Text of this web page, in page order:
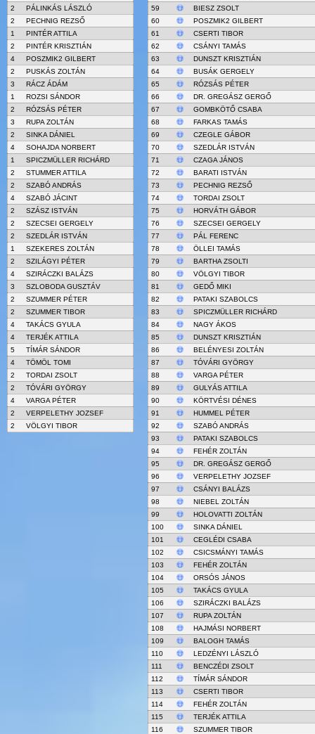
2
PÁLINKÁS LÁSZLÓ
2
PECHNIG REZSŐ
1
PINTÉR ATTILA
2
PINTÉR KRISZTIÁN
4
POSZMIK2 GILBERT
2
PUSKÁS ZOLTÁN
3
RÁCZ ÁDÁM
1
ROZSI SÁNDOR
2
RÓZSÁS PÉTER
3
RUPA ZOLTÁN
2
SINKA DÁNIEL
4
SOHAJDA NORBERT
1
SPICZMÜLLER RICHÁRD
2
STUMMER ATTILA
2
SZABÓ ANDRÁS
4
SZABÓ JÁCINT
2
SZÁSZ ISTVÁN
2
SZECSEI GERGELY
2
SZEDLÁR ISTVÁN
1
SZEKERES ZOLTÁN
2
SZILÁGYI PÉTER
4
SZIRÁCZKI BALÁZS
3
SZLOBODA GUSZTÁV
2
SZUMMER PÉTER
2
SZUMMER TIBOR
4
TAKÁCS GYULA
4
TERJÉK ATTILA
5
TÍMÁR SÁNDOR
4
TÖMÖL TOMI
2
TORDAI ZSOLT
2
TÓVÁRI GYÖRGY
4
VARGA PÉTER
2
VERPELETHY JOZSEF
2
VÖLGYI TIBOR
59
BIESZ ZSOLT
60
POSZMIK2 GILBERT
61
CSERTI TIBOR
62
CSÁNYI TAMÁS
63
DUNSZT KRISZTIÁN
64
BUSÁK GERGELY
65
RÓZSÁS PÉTER
66
DR. GREGÁSZ GERGŐ
67
GOMBKÖTŐ CSABA
68
FARKAS TAMÁS
69
CZEGLE GÁBOR
70
SZEDLÁR ISTVÁN
71
CZAGA JÁNOS
72
BARATI ISTVÁN
73
PECHNIG REZSŐ
74
TORDAI ZSOLT
75
HORVÁTH GÁBOR
76
SZECSEI GERGELY
77
PÁL FERENC
78
ÖLLEI TAMÁS
79
BARTHA ZSOLTI
80
VÖLGYI TIBOR
81
GEDŐ MIKI
82
PATAKI SZABOLCS
83
SPICZMÜLLER RICHÁRD
84
NAGY ÁKOS
85
DUNSZT KRISZTIÁN
86
BELÉNYESI ZOLTÁN
87
TÓVÁRI GYÖRGY
88
VARGA PÉTER
89
GULYÁS ATTILA
90
KÖRTVÉSI DÉNES
91
HUMMEL PÉTER
92
SZABÓ ANDRÁS
93
PATAKI SZABOLCS
94
FEHÉR ZOLTÁN
95
DR. GREGÁSZ GERGŐ
96
VERPELETHY JOZSEF
97
CSÁNYI BALÁZS
98
NIEBEL ZOLTÁN
99
HOLOVATTI ZOLTÁN
100
SINKA DÁNIEL
101
CEGLÉDI CSABA
102
CSICSMÁNYI TAMÁS
103
FEHÉR ZOLTÁN
104
ORSÓS JÁNOS
105
TAKÁCS GYULA
106
SZIRÁCZKI BALÁZS
107
RUPA ZOLTÁN
108
HAJMÁSI NORBERT
109
BALOGH TAMÁS
110
LEDZÉNYI LÁSZLÓ
111
BENCZÉDI ZSOLT
112
TÍMÁR SÁNDOR
113
CSERTI TIBOR
114
FEHÉR ZOLTÁN
115
TERJÉK ATTILA
116
SZUMMER TIBOR